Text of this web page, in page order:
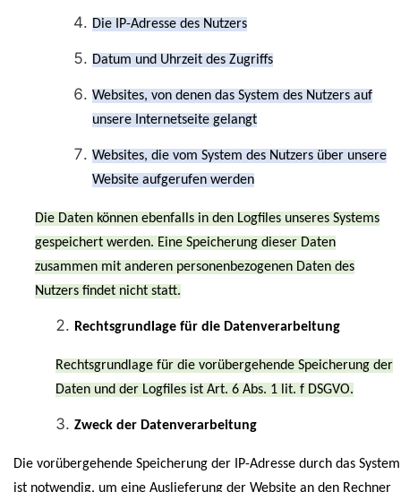
Die IP-Adresse des Nutzers
Datum und Uhrzeit des Zugriffs
Websites, von denen das System des Nutzers auf
unsere Internetseite gelangt
Websites, die vom System des Nutzers über unsere
Website aufgerufen werden
Die Daten können ebenfalls in den Logfiles unseres Systems
gespeichert werden. Eine Speicherung dieser Daten
zusammen mit anderen personenbezogenen Daten des
Nutzers findet nicht statt.
Rechtsgrundlage für die Datenverarbeitung
Rechtsgrundlage für die vorübergehende Speicherung der
Daten und der Logfiles ist Art. 6 Abs. 1 lit. f DSGVO.
Zweck der Datenverarbeitung
Die vorübergehende Speicherung der IP-Adresse durch das System
ist notwendig, um eine Auslieferung der Website an den Rechner